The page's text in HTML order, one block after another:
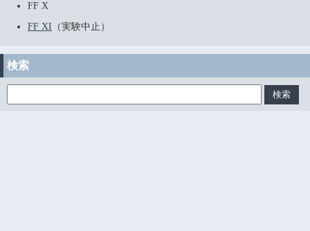
FF X
FF XI （実験中止）
検索